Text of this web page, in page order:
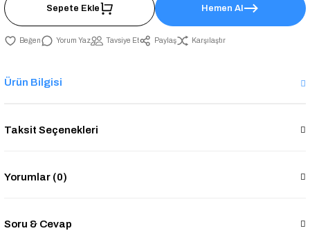
Sepete Ekle Hemen Al
Yorum Yaz Tavsiye Et Paylaş Karşılaştır
Ürün Bilgisi
Taksit Seçenekleri
Yorumlar (0)
Soru & Cevap